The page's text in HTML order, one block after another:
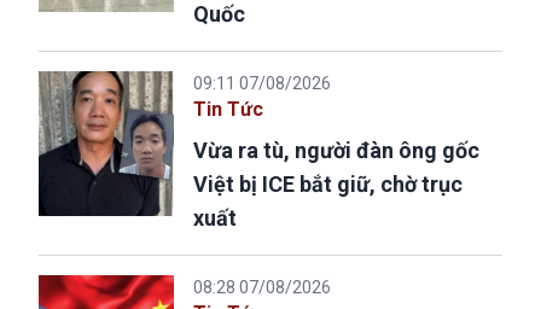
Quốc
09:11 07/08/2026
Tin Tức
Vừa ra tù, người đàn ông gốc
Việt bị ICE bắt giữ, chờ trục
xuất
08:28 07/08/2026